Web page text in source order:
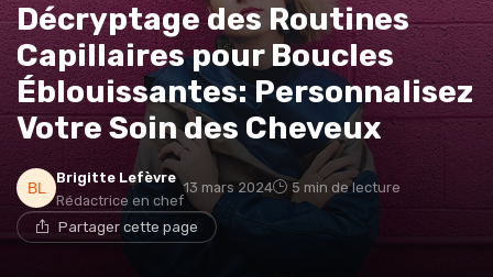
Décryptage des Routines
Capillaires pour Boucles
Éblouissantes: Personnalisez
Votre Soin des Cheveux
Brigitte Lefèvre
Rédactrice en chef
13 mars 2024 5 min de lecture
Partager cette page